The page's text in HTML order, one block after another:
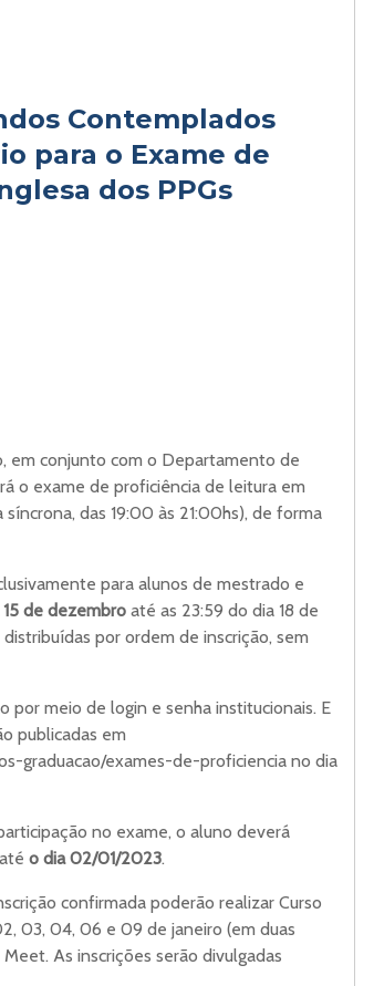
Contemplados
para o Exame de
dos PPGs
em conjunto com o Departamento de
o exame de proficiência de leitura em
síncrona, das 19:00 às 21:00hs), de forma
para alunos de mestrado e
de dezembro até as 23:59 do dia 18 de
por ordem de inscrição, sem
por meio de login e senha institucionais. E
publicadas em
graduacao/exames-de-proficiencia no dia
no exame, o aluno deverá
o dia 02/01/2023.
confirmada poderão realizar Curso
03, 04, 06 e 09 de janeiro (em duas
As inscrições serão divulgadas